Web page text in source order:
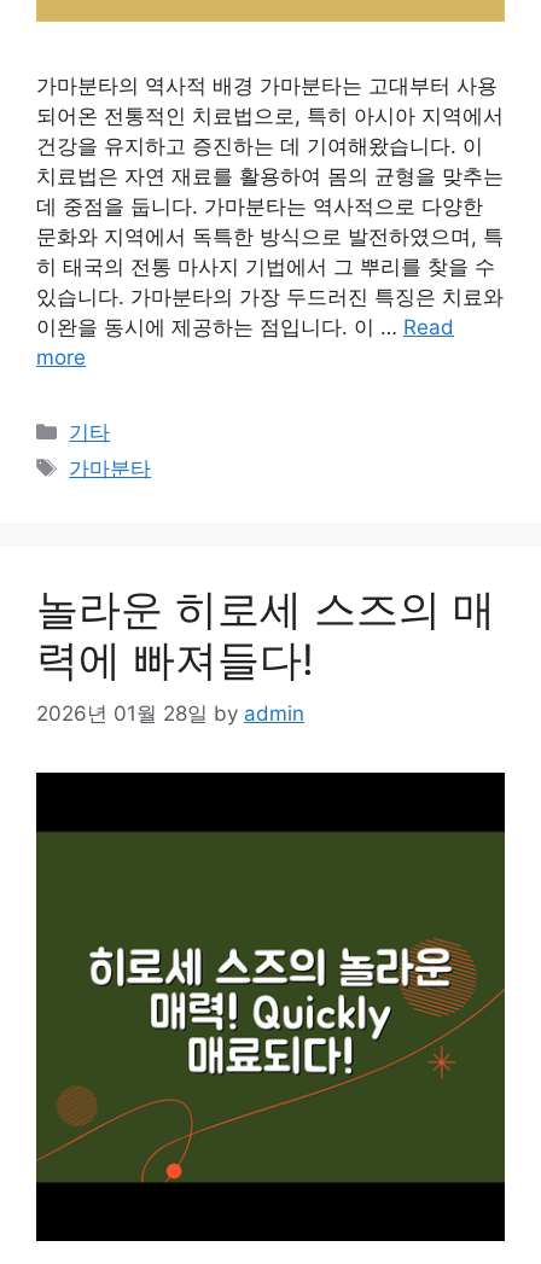
가마분타의 역사적 배경 가마분타는 고대부터 사용
되어온 전통적인 치료법으로, 특히 아시아 지역에서
건강을 유지하고 증진하는 데 기여해왔습니다. 이
치료법은 자연 재료를 활용하여 몸의 균형을 맞추는
데 중점을 둡니다. 가마분타는 역사적으로 다양한
문화와 지역에서 독특한 방식으로 발전하였으며, 특
히 태국의 전통 마사지 기법에서 그 뿌리를 찾을 수
있습니다. 가마분타의 가장 두드러진 특징은 치료와
이완을 동시에 제공하는 점입니다. 이 … Read
more
Categories
기타
Tags
가마분타
놀라운 히로세 스즈의 매
력에 빠져들다!
2026년 01월 28일 by admin